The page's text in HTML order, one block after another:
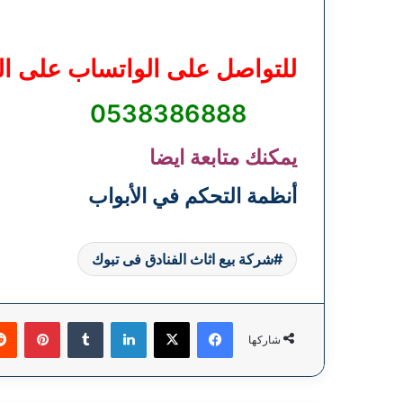
للتواصل على الواتساب على
يمكنك متابعة ايضا
أنظمة التحكم في الأبواب
شركة بيع اثاث الفنادق فى تبوك
شاركها
فيسبوك ‫X لينكدإن